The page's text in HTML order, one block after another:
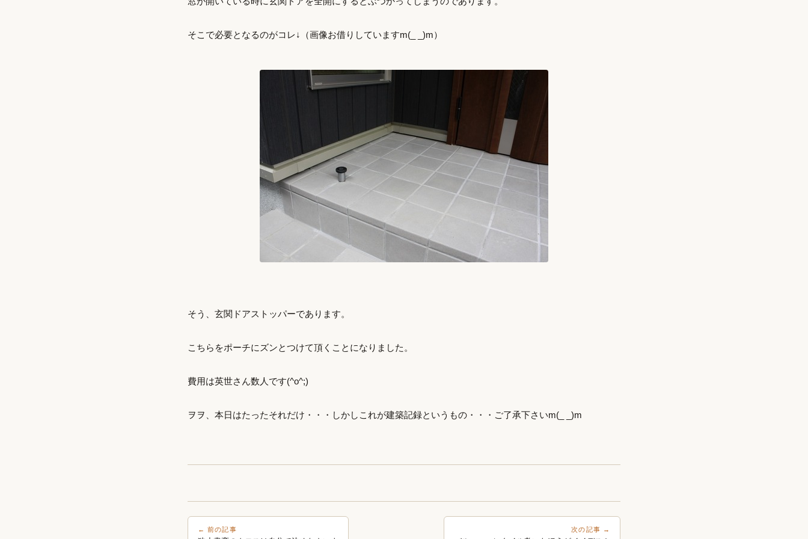
そこで必要となるのがコレ↓（画像お借りしていますm(_ _)m）
そう、玄関ドアストッパーであります。
こちらをポーチにズンとつけて頂くことになりました。
費用は英世さん数人です(^o^;)
ヲヲ、本日はたったそれだけ・・・しかしこれが建築記録というもの・・・ご了承下さいm(_ _)m
← 前の記事 次の記事 →